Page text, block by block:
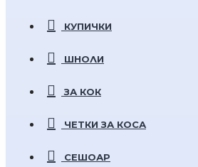
КУПИЧКИ
ШНОЛИ
ЗА КОК
ЧЕТКИ ЗА КОСА
СЕШОАР